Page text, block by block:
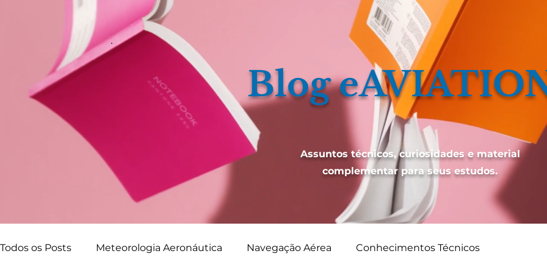
Blog
Assuntos técnicos, curiosidades e material
complementar para seus estudos.
Todos os Posts Meteorologia Aeronáutica Navegação Aérea Conhecimentos Técnicos